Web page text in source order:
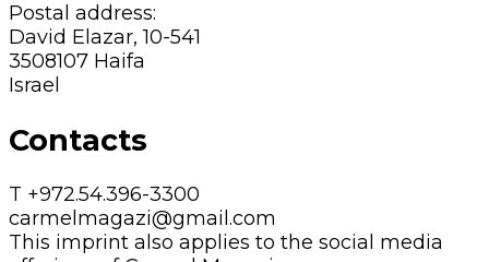
Postal address:
David Elazar, 10-541
3508107 Haifa
Israel
Contacts
T +972.54.396-3300
carmelmagazi@gmail.com
This imprint also applies to the social media